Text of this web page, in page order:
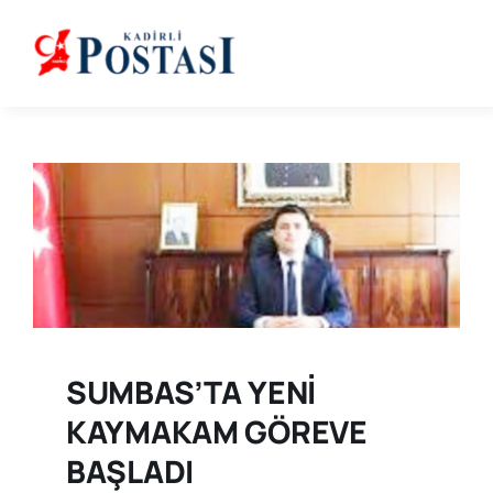
content
SUMBAS’TA YENİ
KAYMAKAM GÖREVE
BAŞLADI